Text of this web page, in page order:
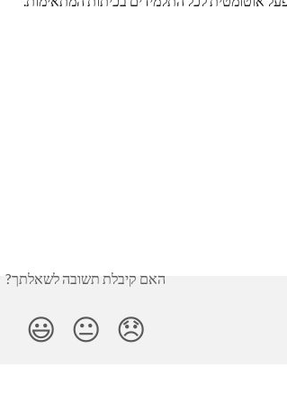
האם קיבלת תשובה לשאלתך?
😞
😐
😃